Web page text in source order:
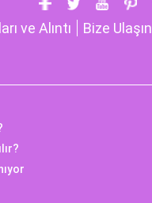
ve Alıntı Bize Ulaşın